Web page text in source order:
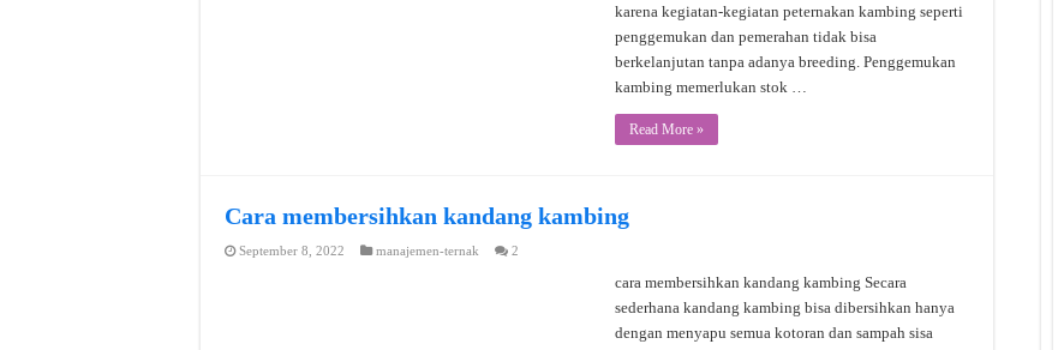
karena kegiatan-kegiatan peternakan kambing seperti
penggemukan dan pemerahan tidak bisa
berkelanjutan tanpa adanya breeding. Penggemukan
kambing memerlukan stok …
Read More »
Cara membersihkan kandang kambing
September 8, 2022 manajemen-ternak 2
cara membersihkan kandang kambing Secara
sederhana kandang kambing bisa dibersihkan hanya
dengan menyapu semua kotoran dan sampah sisa